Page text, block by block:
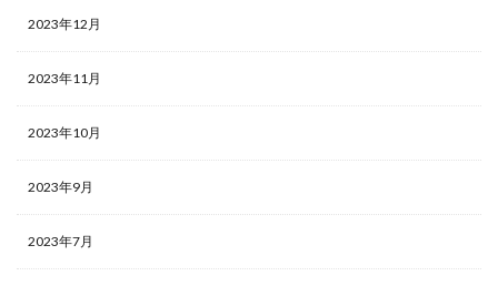
2023年12月
2023年11月
2023年10月
2023年9月
2023年7月
マインドセット
マーケティング
ポートフォリオ
フレームワーク
ダイレクトリクルーティング
フリーランス